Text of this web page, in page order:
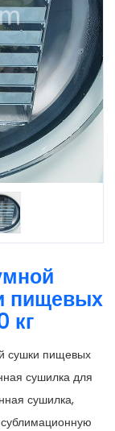
пищевых
кг
сушки пищевых
сушилка для
сушилка,